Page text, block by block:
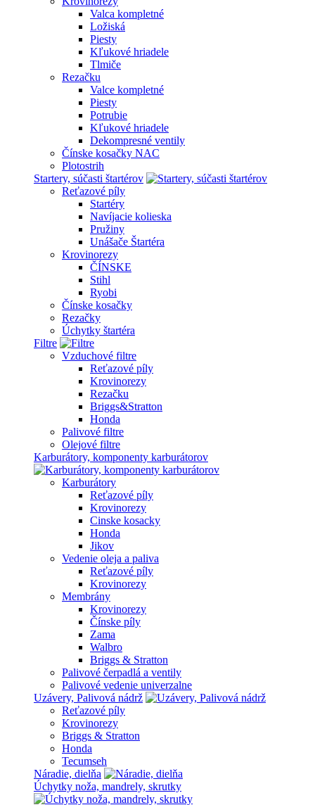
Valca kompletné
Ložiská
Piesty
Kľukové hriadele
Tlmiče
Rezačku
Valce kompletné
Piesty
Potrubie
Kľukové hriadele
Dekompresné ventily
Čínske kosačky NAC
Plotostrih
Startery, súčasti štartérov
Reťazové píly
Startéry
Navíjacie kolieska
Pružiny
Unášače Štartéra
Krovinorezy
ČÍNSKE
Stihl
Ryobi
Čínske kosačky
Rezačky
Úchytky štartéra
Filtre
Vzduchové filtre
Reťazové píly
Krovinorezy
Rezačku
Briggs&Stratton
Honda
Palivové filtre
Olejové filtre
Karburátory, komponenty karburátorov
Karburátory
Reťazové píly
Krovinorezy
Cinske kosacky
Honda
Jikov
Vedenie oleja a paliva
Reťazové píly
Krovinorezy
Membrány
Krovinorezy
Čínske píly
Zama
Walbro
Briggs & Stratton
Palivové čerpadlá a ventily
Palivové vedenie univerzalne
Uzávery, Palivová nádrž
Reťazové píly
Krovinorezy
Briggs & Stratton
Honda
Tecumseh
Náradie, dielňa
Úchytky noža, mandrely, skrutky